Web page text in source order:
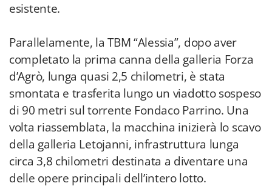
esistente.
Parallelamente, la TBM “Alessia”, dopo aver
completato la prima canna della galleria Forza
d’Agrò, lunga quasi 2,5 chilometri, è stata
smontata e trasferita lungo un viadotto sospeso
di 90 metri sul torrente Fondaco Parrino. Una
volta riassemblata, la macchina inizierà lo scavo
della galleria Letojanni, infrastruttura lunga
circa 3,8 chilometri destinata a diventare una
delle opere principali dell’intero lotto.